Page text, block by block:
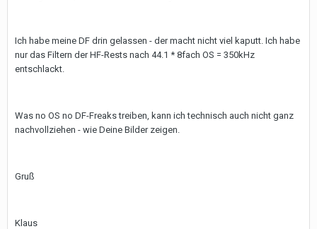
Ich habe meine DF drin gelassen - der macht nicht viel kaputt. Ich habe
nur das Filtern der HF-Rests nach 44.1 * 8fach OS = 350kHz
entschlackt.
Was no OS no DF-Freaks treiben, kann ich technisch auch nicht ganz
nachvollziehen - wie Deine Bilder zeigen.
Gruß
Klaus